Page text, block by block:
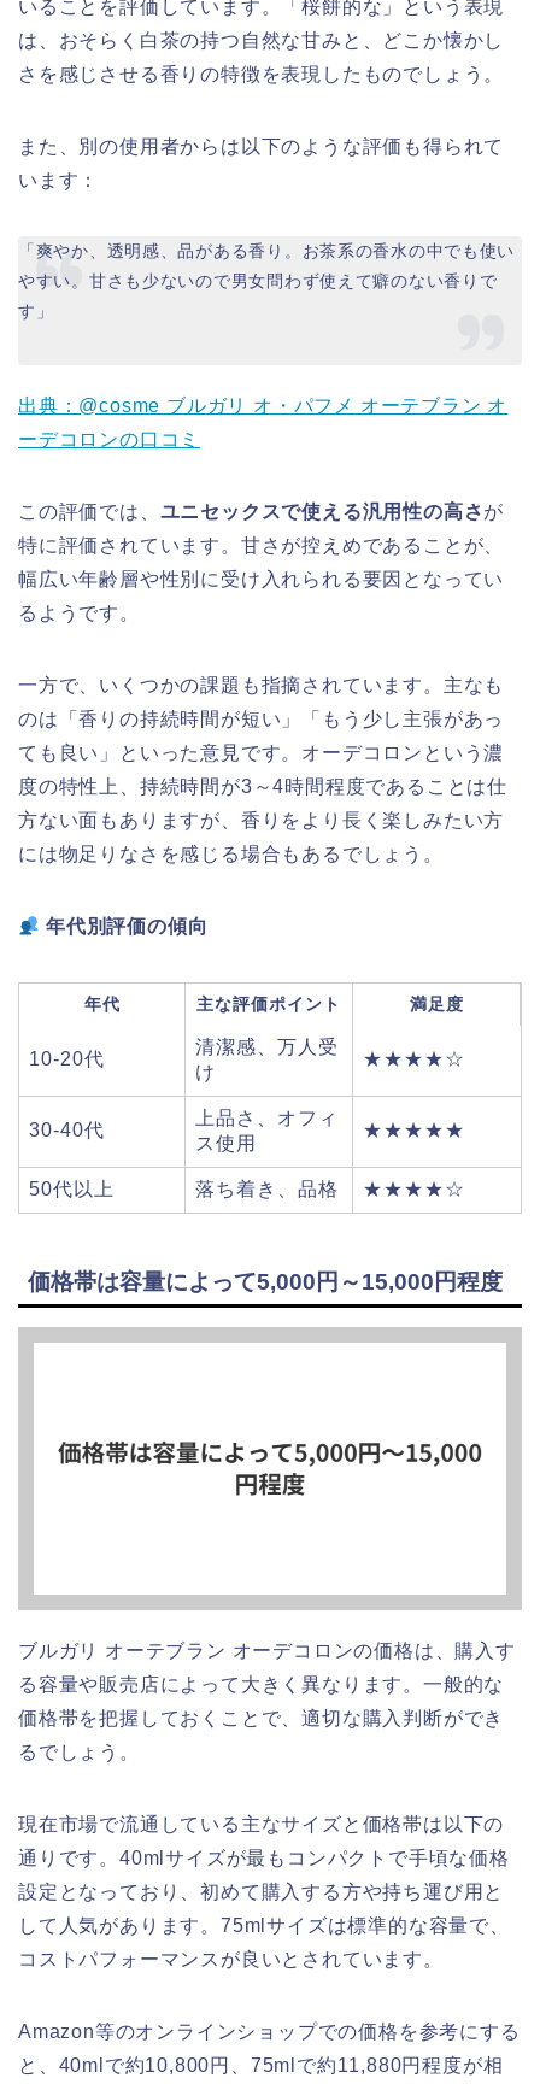
いることを評価しています。「桜餅的な」という表現
は、おそらく白茶の持つ自然な甘みと、どこか懐かし
さを感じさせる香りの特徴を表現したものでしょう。
また、別の使用者からは以下のような評価も得られて
います：
「爽やか、透明感、品がある香り。お茶系の香水の中でも使い
やすい。甘さも少ないので男女問わず使えて癖のない香りで
す」
出典：@cosme ブルガリ オ・パフメ オーテブラン オ
ーデコロンの口コミ
この評価では、 ユニセックスで使える汎用性の高さが
特に評価されています。甘さが控えめであることが、
幅広い年齢層や性別に受け入れられる要因となってい
るようです。
一方で、いくつかの課題も指摘されています。主なも
のは「香りの持続時間が短い」「もう少し主張があっ
ても良い」といった意見です。オーデコロンという濃
度の特性上、持続時間が3～4時間程度であることは仕
方ない面もありますが、香りをより長く楽しみたい方
には物足りなさを感じる場合もあるでしょう。
年代別評価の傾向
年代 主な評価ポイント 満足度
10-20代
清潔感、万人受
け
★★★★☆
30-40代
上品さ、オフィ
ス使用
★★★★★
50代以上 落ち着き、品格 ★★★★☆
価格帯は容量によって5,000円～15,000円程度
ブルガリ オーテブラン オーデコロンの価格は、購入す
る容量や販売店によって大きく異なります。一般的な
価格帯を把握しておくことで、適切な購入判断ができ
るでしょう。
現在市場で流通している主なサイズと価格帯は以下の
通りです。40mlサイズが最もコンパクトで手頃な価格
設定となっており、初めて購入する方や持ち運び用と
して人気があります。75mlサイズは標準的な容量で、
コストパフォーマンスが良いとされています。
Amazon等のオンラインショップでの価格を参考にする
と、40mlで約10,800円、75mlで約11,880円程度が相